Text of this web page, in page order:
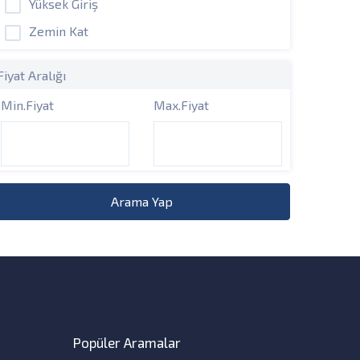
Yüksek Giriş
Zemin Kat
Aralığı
Min.Fiyat
Max.Fiyat
Arama Yap
Popüler Aramalar